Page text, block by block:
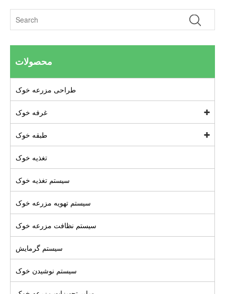
محصولات
طراحی مزرعه خوک
غرفه خوک
طبقه خوک
تغذیه خوک
سیستم تغذیه خوک
سیستم تهویه مزرعه خوک
سیستم نظافت مزرعه خوک
سیستم گرمایش
سیستم نوشیدن خوک